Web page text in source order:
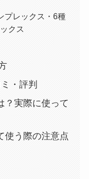
プレックス・6種
クス
・評判
？実際に使って
使う際の注意点